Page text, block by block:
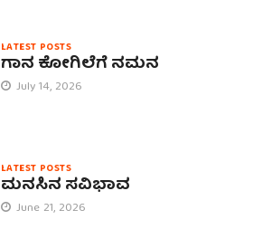
LATEST POSTS
ಗಾನ ಕೋಗಿಲೆಗೆ ನಮನ
July 14, 2026
LATEST POSTS
ಮನಸಿನ ಸವಿಭಾವ
June 21, 2026